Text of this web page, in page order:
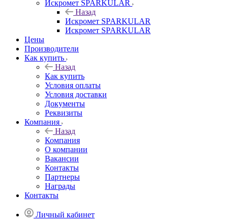
Искромет SPARKULAR
Назад
Искромет SPARKULAR
Искромет SPARKULAR
Цены
Производители
Как купить
Назад
Как купить
Условия оплаты
Условия доставки
Документы
Реквизиты
Компания
Назад
Компания
О компании
Вакансии
Контакты
Партнеры
Награды
Контакты
Личный кабинет